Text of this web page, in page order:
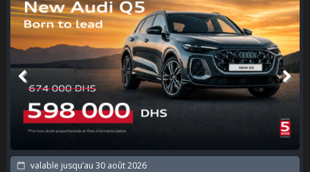
valable jusqu’au 30 août 2026